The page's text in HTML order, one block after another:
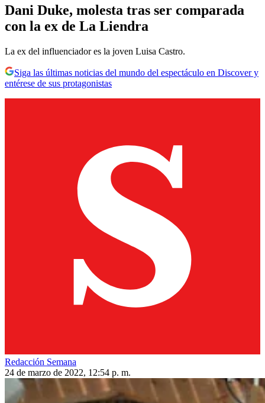
Dani Duke, molesta tras ser comparada
con la ex de La Liendra
La ex del influenciador es la joven Luisa Castro.
Siga las últimas noticias del mundo del espectáculo en Discover y
entérese de sus protagonistas
Redacción Semana
24 de marzo de 2022, 12:54 p. m.